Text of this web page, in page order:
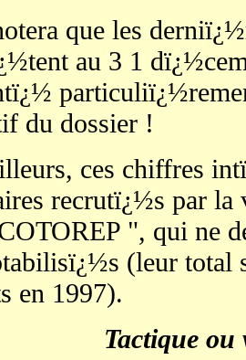
que les
au 3 1
du dossier !
ces chiffres
recrutï¿½s par
", qui ne
(leur
en 1997).
Tactique